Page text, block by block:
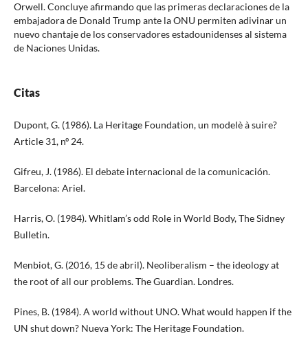
Orwell. Concluye afirmando que las primeras declaraciones de la
embajadora de Donald Trump ante la ONU permiten adivinar un
nuevo chantaje de los conservadores estadounidenses al sistema
de Naciones Unidas.
Citas
Dupont, G. (1986). La Heritage Foundation, un modelè à suire?
Article 31, nº 24.
Gifreu, J. (1986). El debate internacional de la comunicación.
Barcelona: Ariel.
Harris, O. (1984). Whitlam’s odd Role in World Body, The Sidney
Bulletin.
Menbiot, G. (2016, 15 de abril). Neoliberalism – the ideology at
the root of all our problems. The Guardian. Londres.
Pines, B. (1984). A world without UNO. What would happen if the
UN shut down? Nueva York: The Heritage Foundation.